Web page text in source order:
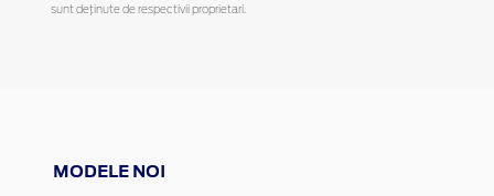
sunt deținute de respectivii proprietari.
MODELE NOI